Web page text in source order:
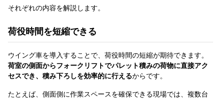
それぞれの内容を解説します。
荷役時間を短縮できる
ウイング車を導入することで、荷役時間の短縮が期待できます。
荷室の側面からフォークリフトでパレット積みの荷物に直接アク
セスでき、積み下ろしを効率的に行えるからです。
たとえば、側面側に作業スペースを確保できる現場では、複数台